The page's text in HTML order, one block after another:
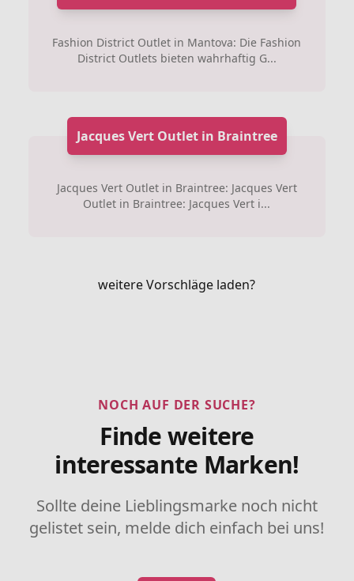
Fashion District Outlet in Mantova: Die Fashion
District Outlets bieten wahrhaftig G...
Jacques Vert Outlet in Braintree
Jacques Vert Outlet in Braintree: Jacques Vert
Outlet in Braintree: Jacques Vert i...
weitere Vorschläge laden?
NOCH AUF DER SUCHE?
Finde weitere
interessante Marken!
Sollte deine Lieblingsmarke noch nicht
gelistet sein, melde dich einfach bei uns!